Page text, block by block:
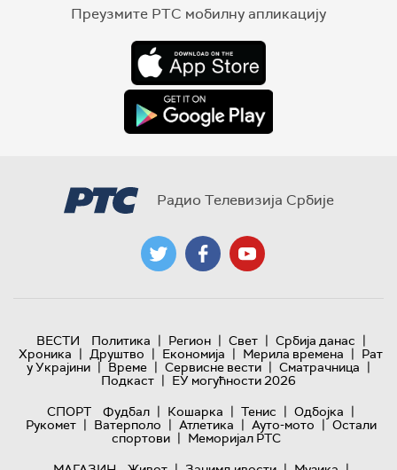
Преузмите РТС мобилну апликацију
Радио Телевизија Србије
ВЕСТИ Политика | Регион | Свет | Србија данас |
Хроника | Друштво | Економија | Мерила времена | Рат
у Украјини | Време | Сервисне вести | Сматрачница |
Подкаст | ЕУ могућности 2026
СПОРТ
Фудбал | Кошарка | Тенис | Одбојка |
Рукомет | Ватерполо | Атлетика | Ауто-мото | Остали
спортови | Меморијал РТС